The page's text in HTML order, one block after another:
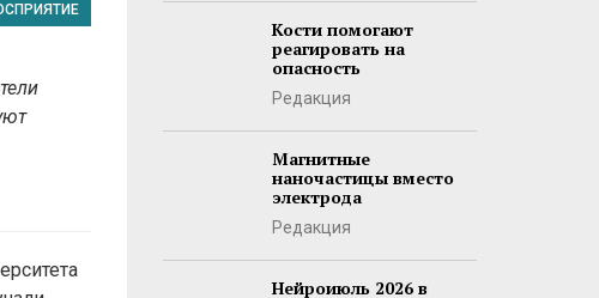
Кости помогают
реагировать на
опасность
Редакция
Магнитные
наночастицы вместо
электрода
Редакция
Нейроиюль 2026 в